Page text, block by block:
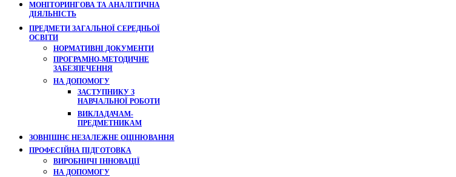
МОНІТОРИНГОВА ТА АНАЛІТИЧНА
ДІЯЛЬНІСТЬ
ПРЕДМЕТИ ЗАГАЛЬНОЇ СЕРЕДНЬОЇ
ОСВІТИ
НОРМАТИВНІ ДОКУМЕНТИ
ПРОГРАМНО-МЕТОДИЧНЕ
ЗАБЕЗПЕЧЕННЯ
НА ДОПОМОГУ
ЗАСТУПНИКУ З
НАВЧАЛЬНОЇ РОБОТИ
ВИКЛАДАЧАМ-
ПРЕДМЕТНИКАМ
ЗОВНІШНЄ НЕЗАЛЕЖНЕ ОЦІНЮВАННЯ
ПРОФЕСІЙНА ПІДГОТОВКА
ВИРОБНИЧІ ІННОВАЦІЇ
НА ДОПОМОГУ